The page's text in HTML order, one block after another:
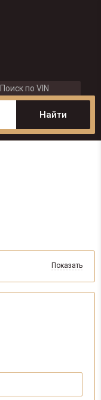
Поиск по VIN
Показать